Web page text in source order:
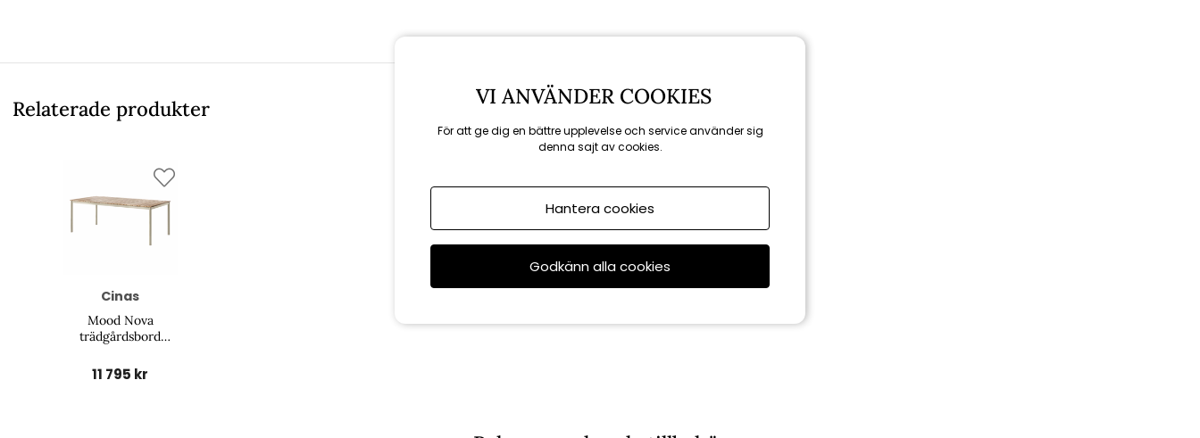
Relaterade produkter
Cinas
Mood Nova
trädgårdsbord
grey/teak
11 795 kr
VI ANVÄNDER COOKIES
För att ge dig en bättre upplevelse och service använder sig
denna sajt av cookies.
Hantera cookies
Godkänn alla cookies